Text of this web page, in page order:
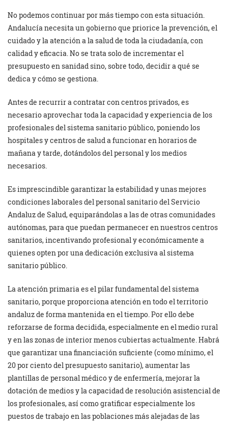
No podemos continuar por más tiempo con esta situación.
Andalucía necesita un gobierno que priorice la prevención, el
cuidado y la atención a la salud de toda la ciudadanía, con
calidad y eficacia. No se trata solo de incrementar el
presupuesto en sanidad sino, sobre todo, decidir a qué se
dedica y cómo se gestiona.
Antes de recurrir a contratar con centros privados, es
necesario aprovechar toda la capacidad y experiencia de los
profesionales del sistema sanitario público, poniendo los
hospitales y centros de salud a funcionar en horarios de
mañana y tarde, dotándolos del personal y los medios
necesarios.
Es imprescindible garantizar la estabilidad y unas mejores
condiciones laborales del personal sanitario del Servicio
Andaluz de Salud, equiparándolas a las de otras comunidades
autónomas, para que puedan permanecer en nuestros centros
sanitarios, incentivando profesional y económicamente a
quienes opten por una dedicación exclusiva al sistema
sanitario público.
La atención primaria es el pilar fundamental del sistema
sanitario, porque proporciona atención en todo el territorio
andaluz de forma mantenida en el tiempo. Por ello debe
reforzarse de forma decidida, especialmente en el medio rural
y en las zonas de interior menos cubiertas actualmente. Habrá
que garantizar una financiación suficiente (como mínimo, el
20 por ciento del presupuesto sanitario), aumentar las
plantillas de personal médico y de enfermería, mejorar la
dotación de medios y la capacidad de resolución asistencial de
los profesionales, así como gratificar especialmente los
puestos de trabajo en las poblaciones más alejadas de las